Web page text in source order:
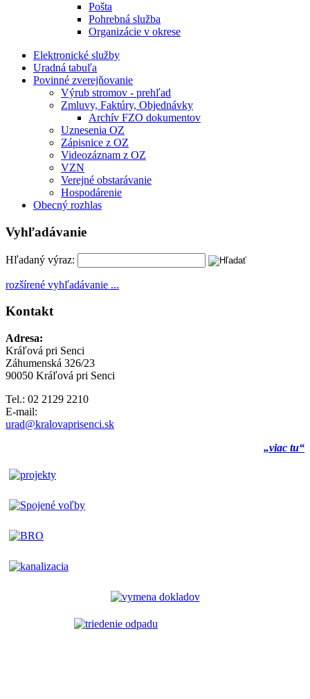
Pošta
Pohrebná služba
Organizácie v okrese
Elektronické služby
Uradná tabuľa
Povinné zverejňovanie
Výrub stromov - prehľad
Zmluvy, Faktúry, Objednávky
Archív FZO dokumentov
Uznesenia OZ
Zápisnice z OZ
Videozáznam z OZ
VZN
Verejné obstarávanie
Hospodárenie
Obecný rozhlas
Vyhľadávanie
Hľadaný výraz:
rozšírené vyhľadávanie ...
Kontakt
Adresa:
Kráľová pri Senci
Záhumenská 326/23
90050 Kráľová pri Senci
Tel.: 02 2129 2210
E-mail:
urad@kralovaprisenci.sk
„viac tu“